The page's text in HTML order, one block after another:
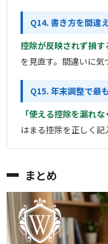
Q14. 書き方を間違
控除が反映されず損
を見直す。間違いに気
Q15. 年末調整で最
「使える控除を漏れ
はまる控除を正しく記
まとめ